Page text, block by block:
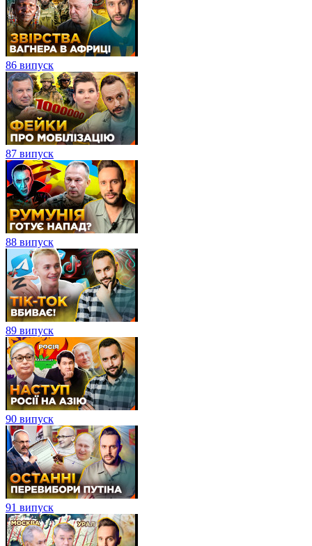
86 випуск
87 випуск
88 випуск
89 випуск
90 випуск
91 випуск